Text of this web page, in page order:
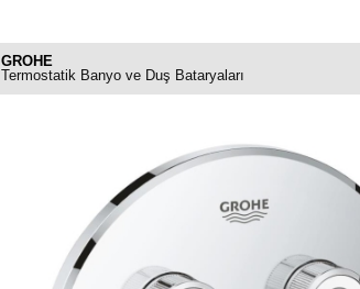
GROHE
Termostatik Banyo ve Duş Bataryaları